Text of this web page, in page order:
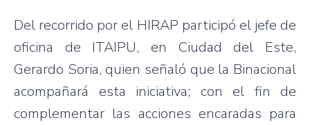
Del recorrido por el HIRAP participó el jefe de
oficina de ITAIPU, en Ciudad del Este,
Gerardo Soria, quien señaló que la Binacional
acompañará esta iniciativa; con el fin de
complementar las acciones encaradas para